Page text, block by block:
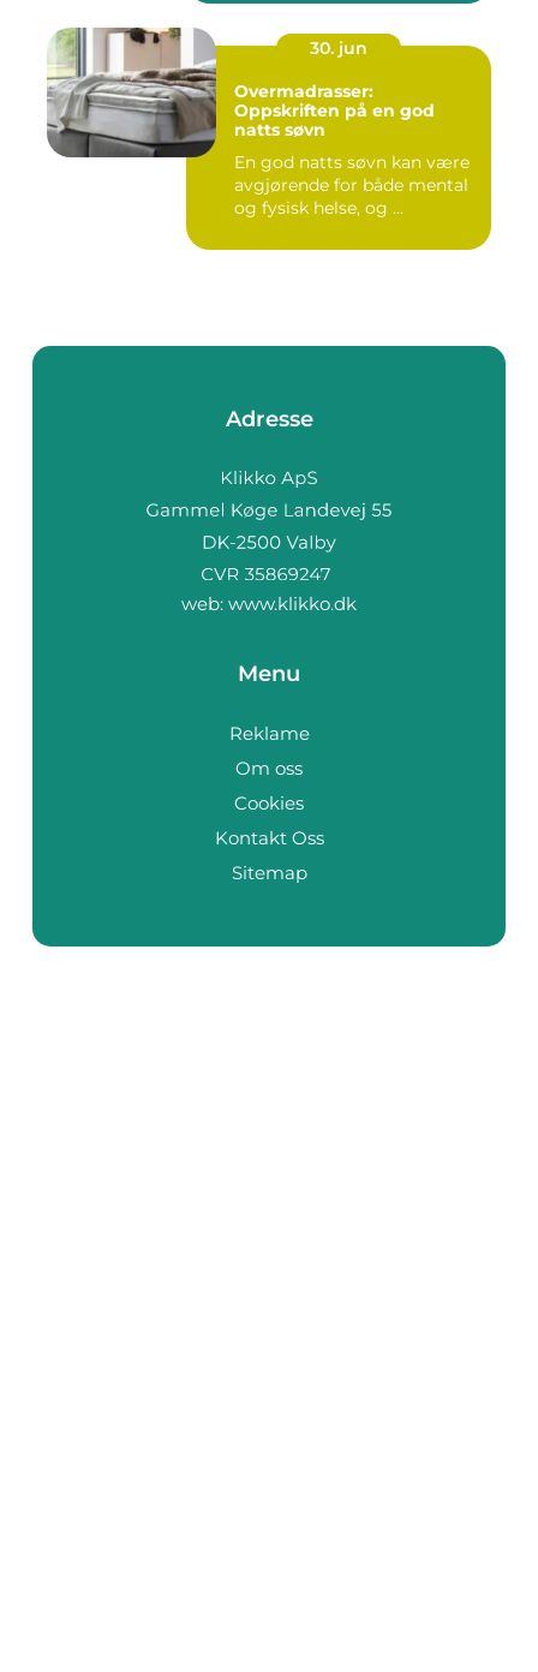
30. jun
Overmadrasser:
Oppskriften på en god
natts søvn
En god natts søvn kan være
avgjørende for både mental
og fysisk helse, og ...
Adresse
web: www.klikko.dk
Menu
Reklame
Om oss
Cookies
Kontakt Oss
Sitemap